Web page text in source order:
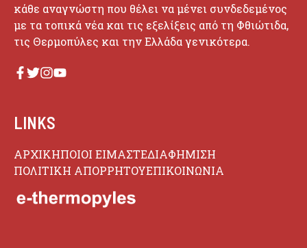
κάθε αναγνώστη που θέλει να μένει συνδεδεμένος
με τα τοπικά νέα και τις εξελίξεις από τη Φθιώτιδα,
τις Θερμοπύλες και την Ελλάδα γενικότερα.
LINKS
ΑΡΧΙΚΗΠΟΙΟΙ ΕΙΜΑΣΤΕΔΙΑΦΗΜΙΣΗ
ΠΟΛΙΤΙΚΗ ΑΠΟΡΡΗΤΟΥΕΠΙΚΟΙΝΩΝΙΑ